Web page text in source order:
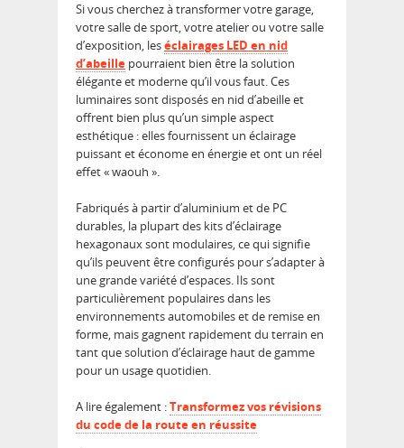
Si vous cherchez à transformer votre garage,
votre salle de sport, votre atelier ou votre salle
d’exposition, leséclairages LED en nid
d’abeille pourraient bien être la solution
élégante et moderne qu’il vous faut. Ces
luminaires sont disposés en nid d’abeille et
offrent bien plus qu’un simple aspect
esthétique : elles fournissent un éclairage
puissant et économe en énergie et ont un réel
effet « waouh ».
Fabriqués à partir d’aluminium et de PC
durables, la plupart des kits d’éclairage
hexagonaux sont modulaires, ce qui signifie
qu’ils peuvent être configurés pour s’adapter à
une grande variété d’espaces. Ils sont
particulièrement populaires dans les
environnements automobiles et de remise en
forme, mais gagnent rapidement du terrain en
tant que solution d’éclairage haut de gamme
pour un usage quotidien.
A lire également :Transformez vos révisions
du code de la route en réussite